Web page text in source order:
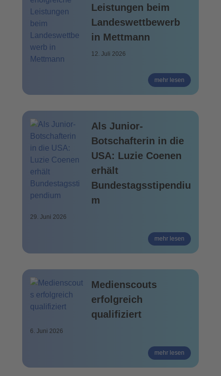
Leistungen beim
Landeswettbewerb
in Mettmann
12. Juli 2026
mehr lesen
Als Junior-
Botschafterin in die
USA: Luzie Coenen
erhält
Bundestagsstipendiu
m
29. Juni 2026
mehr lesen
Medienscouts
erfolgreich
qualifiziert
6. Juni 2026
mehr lesen